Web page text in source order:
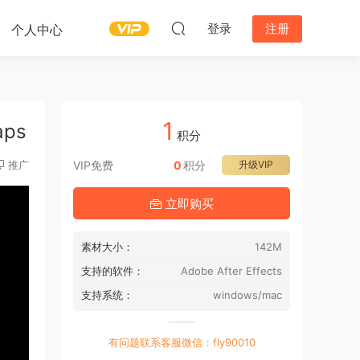
个人中心 登录 注册
推广
1 积分
VIP免费 升级VIP
0积分
立即购买
素材大小：
142M
支持的软件：
Adobe After Effects
支持系统：
windows/mac
有问题联系客服微信：fly90010